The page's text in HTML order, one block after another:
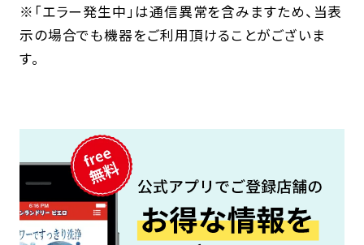
※「エラー発生中」は通信異常を含みますため、当表
示の場合でも機器をご利用頂けることがございま
す。